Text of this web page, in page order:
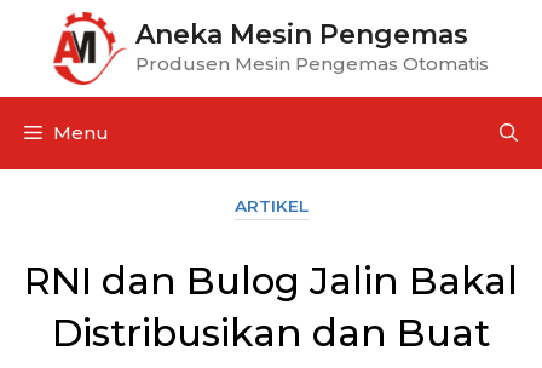
Aneka Mesin Pengemas
Produsen Mesin Pengemas Otomatis
Menu
ARTIKEL
RNI dan Bulog Jalin Bakal
Distribusikan dan Buat